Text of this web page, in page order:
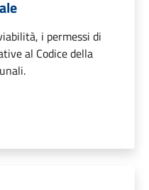
i permessi di
al Codice della